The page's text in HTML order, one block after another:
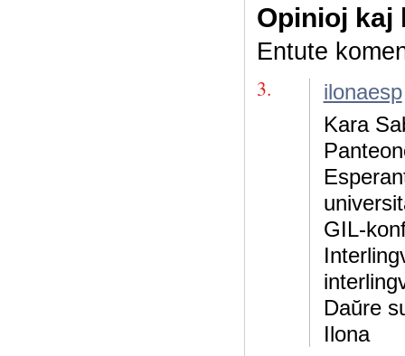
Opinioj kaj
Entute
3. ilonaesp
Kara
GIL-
Daŭre
Ilona